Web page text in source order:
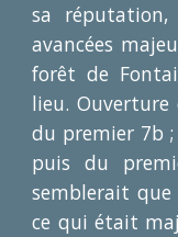
sa réputation,
avancées
forêt de
lieu.
du premier 7b
puis du
semblerait
ce qui était